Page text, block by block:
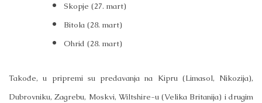
Skopje (27. mart)
Bitola (28. mart)
Ohrid (28. mart)
Takođe, u pripremi su predavanja na Kipru (Limasol, Nikozija),
Dubrovniku, Zagrebu, Moskvi, Wiltshire-u (Velika Britanija) i drugim